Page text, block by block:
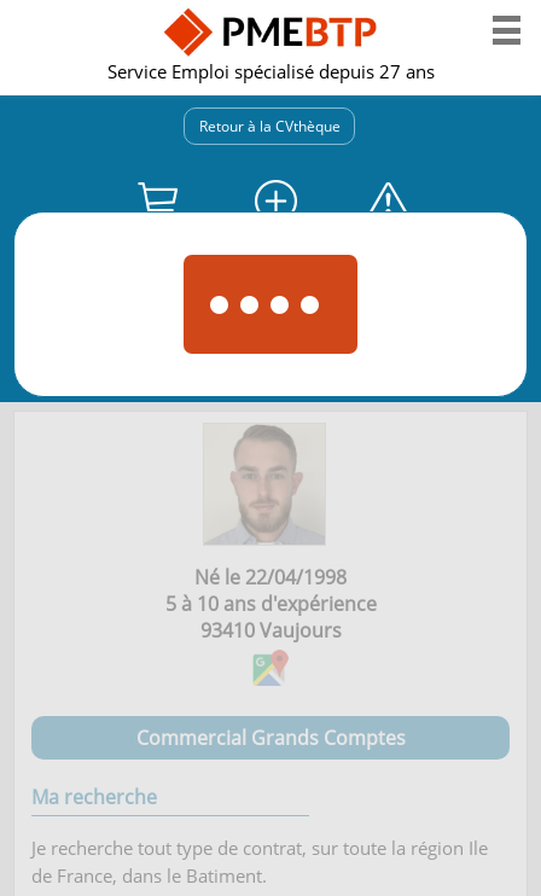
Service Emploi spécialisé depuis 27 ans
Retour à la CVthèque
coordonnées
le CV
avec ce CV ?
Né le 22/04/1998
5 à 10 ans d'expérience
93410 Vaujours
Commercial Grands Comptes
Ma recherche
Je recherche tout type de contrat, sur toute la région Ile
de France, dans le Batiment.